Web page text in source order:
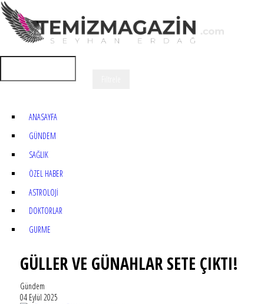
ANASAYFA
GÜNDEM
SAĞLIK
ÖZEL HABER
ASTROLOJİ
DOKTORLAR
GURME
GÜLLER VE GÜNAHLAR SETE ÇIKTI!
Gündem
04 Eylül 2025